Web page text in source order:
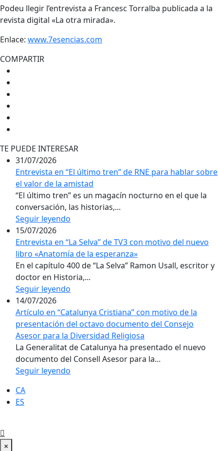
Podeu llegir l’entrevista a Francesc Torralba publicada a la
revista digital «La otra mirada».
Enlace: www.7esencias.com
COMPARTIR
TE PUEDE INTERESAR
31/07/2026
Entrevista en “El último tren” de RNE para hablar sobre
el valor de la amistad
“El último tren” es un magacín nocturno en el que la
conversación, las historias,...
Seguir leyendo
15/07/2026
Entrevista en “La Selva” de TV3 con motivo del nuevo
libro «Anatomía de la esperanza»
En el capítulo 400 de “La Selva” Ramon Usall, escritor y
doctor en Historia,...
Seguir leyendo
14/07/2026
Artículo en “Catalunya Cristiana” con motivo de la
presentación del octavo documento del Consejo
Asesor para la Diversidad Religiosa
La Generalitat de Catalunya ha presentado el nuevo
documento del Consell Asesor para la...
Seguir leyendo
CA
ES
×